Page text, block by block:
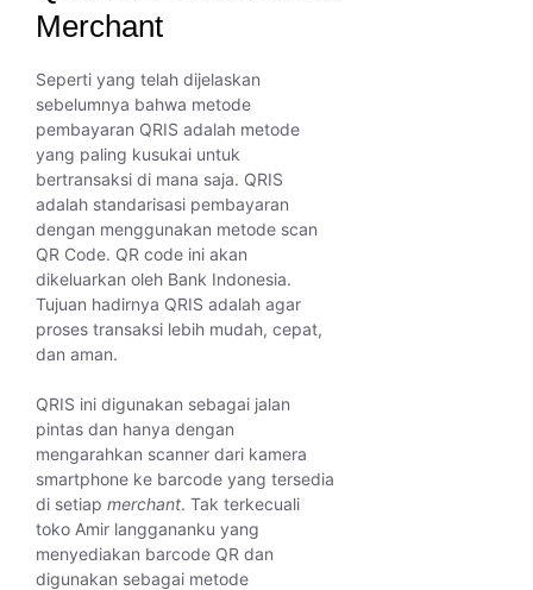
Merchant
Seperti yang telah dijelaskan
sebelumnya bahwa metode
pembayaran QRIS adalah metode
yang paling kusukai untuk
bertransaksi di mana saja. QRIS
adalah standarisasi pembayaran
dengan menggunakan metode scan
QR Code. QR code ini akan
dikeluarkan oleh Bank Indonesia.
Tujuan hadirnya QRIS adalah agar
proses transaksi lebih mudah, cepat,
dan aman.
QRIS ini digunakan sebagai jalan
pintas dan hanya dengan
mengarahkan scanner dari kamera
smartphone ke barcode yang tersedia
di setiap merchant. Tak terkecuali
toko Amir langgananku yang
menyediakan barcode QR dan
digunakan sebagai metode